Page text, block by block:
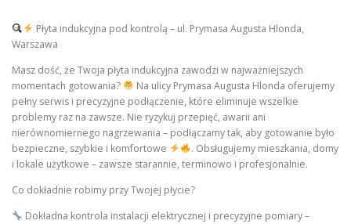
Płyta indukcyjna pod kontrolą – ul. Prymasa Augusta Hlonda,
Warszawa
Masz dość, że Twoja płyta indukcyjna zawodzi w najważniejszych
momentach gotowania?
Na ulicy Prymasa Augusta Hlonda oferujemy
pełny serwis i precyzyjne podłączenie, które eliminuje wszelkie
problemy raz na zawsze. Nie ryzykuj przepięć, awarii ani
nierównomiernego nagrzewania – podłączamy tak, aby gotowanie było
bezpieczne, szybkie i komfortowe
. Obsługujemy mieszkania, domy
i lokale użytkowe – zawsze starannie, terminowo i profesjonalnie.
Co dokładnie robimy przy Twojej płycie?
Dokładna kontrola instalacji elektrycznej i precyzyjne pomiary –